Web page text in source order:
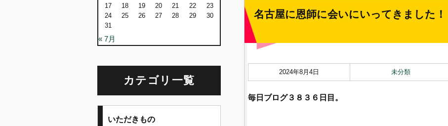
名古屋に恩師に会いにいってきました！
2024年8月4日 未分類
毎日ブログ３８３６ 日目。
17
18 19 20 21 22
23
24
25 26 27 28 29
30
31
« 7月
カテゴリ一覧
いただきもの